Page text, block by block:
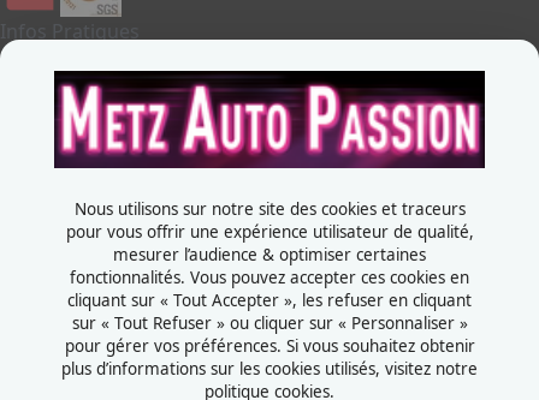
Infos Pratiques
Je souhaite exposer
Metz Auto Passion
Contactez-nous
Rue de la Grange aux bois
57070 - Metz
France
Nous utilisons sur notre site des cookies et traceurs
pour vous offrir une expérience utilisateur de qualité,
mesurer l’audience & optimiser certaines
fonctionnalités. Vous pouvez accepter ces cookies en
cliquant sur « Tout Accepter », les refuser en cliquant
sur « Tout Refuser » ou cliquer sur « Personnaliser »
pour gérer vos préférences. Si vous souhaitez obtenir
plus d’informations sur les cookies utilisés, visitez notre
politique cookies.